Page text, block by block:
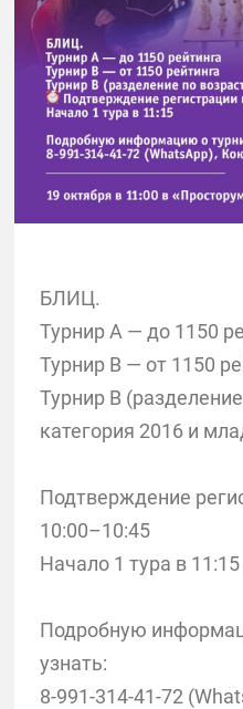
БЛИЦ.
Турнир А — до 1150
Турнир В — от 1150
Турнир В
категория 2016 и
Подтверждение
10:00–10:45
Начало 1 тура в 11:15
Подробную
узнать:
8-991-314-41-72